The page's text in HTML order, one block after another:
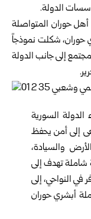
الدولة.
حوران المتواصلة
حوران، شكلت نموذجاً
إلى جانب الدولة
السورية
إلى أمن يحفظ
والسيادة،
شاملة تهدف إلى
في النواحي، إلى
أبشري حوران